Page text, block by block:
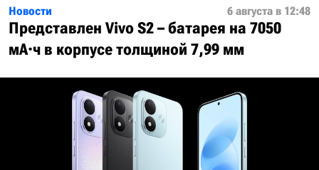
Новости 6 августа в 12:48
Представлен Vivo S2 – батарея на 7050
мА·ч в корпусе толщиной 7,99 мм